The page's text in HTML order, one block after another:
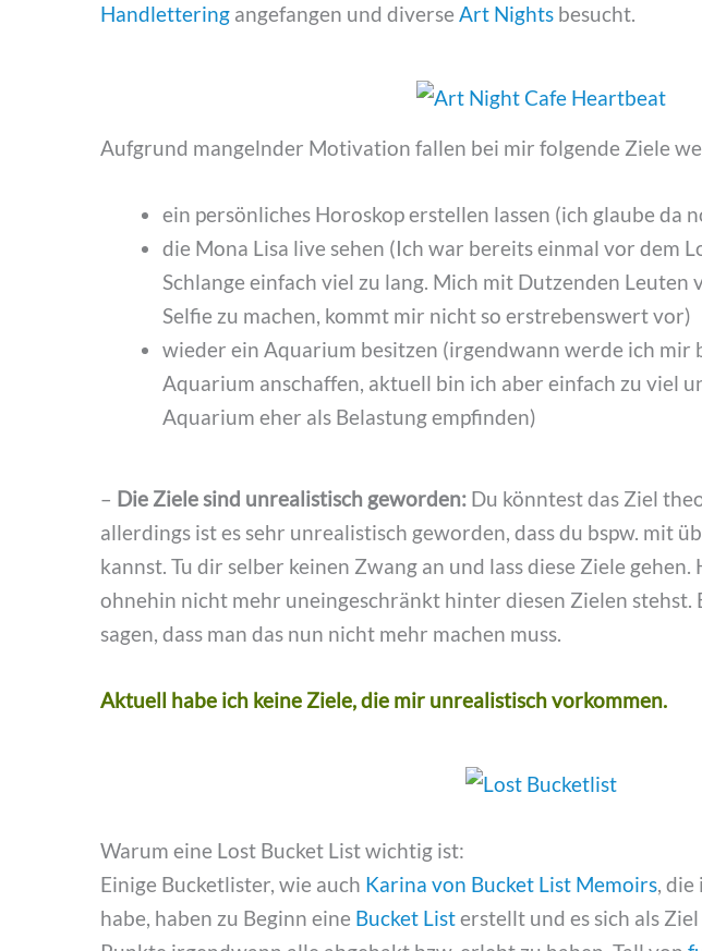
Handlettering angefangen und diverse Art Nights besucht.
Aufgrund mangelnder Motivation fallen bei mir folgende Ziele
ein persönliches Horoskop erstellen lassen (ich glaube da
die Mona Lisa live sehen (Ich war bereits einmal vor dem
Schlange einfach viel zu lang. Mich mit Dutzenden Leuten
Selfie zu machen, kommt mir nicht so erstrebenswert vor)
wieder ein Aquarium besitzen (irgendwann werde ich mir
Aquarium anschaffen, aktuell bin ich aber einfach zu viel
Aquarium eher als Belastung empfinden)
– Die Ziele sind unrealistisch geworden: Du könntest das Ziel
allerdings ist es sehr unrealistisch geworden, dass du bspw. mit
kannst. Tu dir selber keinen Zwang an und lass diese Ziele gehen.
ohnehin nicht mehr uneingeschränkt hinter diesen Zielen stehst.
sagen, dass man das nun nicht mehr machen muss.
Aktuell habe ich keine Ziele, die mir unrealistisch vorkommen.
Warum eine Lost Bucket List wichtig ist:
Einige Bucketlister, wie auch Karina von Bucket List Memoirs ,
habe, haben zu Beginn eine Bucket Listerstellt und es sich als